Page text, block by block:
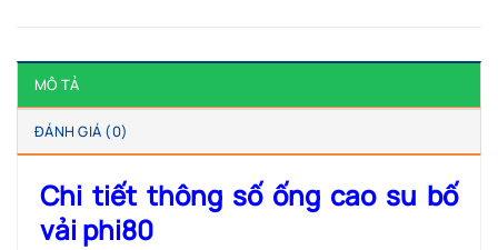
MÔ TẢ
ĐÁNH GIÁ (0)
Chi tiết thông số ống cao su bố
vải phi80